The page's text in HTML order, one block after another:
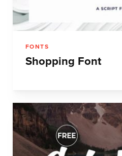
FONTS
Shopping Font